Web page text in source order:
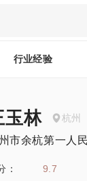
行业经验
玉林 杭州
市余杭第一人
：
9.7